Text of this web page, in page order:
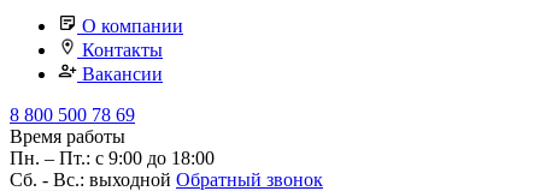
О компании
Контакты
Вакансии
8 800 500 78 69
Время работы
Пн. – Пт.: с 9:00 до 18:00
Сб. - Вс.: выходной Обратный звонок